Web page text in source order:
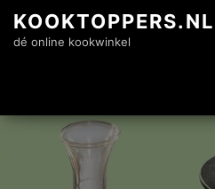
KOOKTOPPERS.NL
dé online kookwinkel